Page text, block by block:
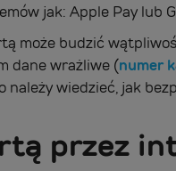
jak: Apple Pay lub
może budzić
dane wrażliwe (numer
należy wiedzieć, jak
przez